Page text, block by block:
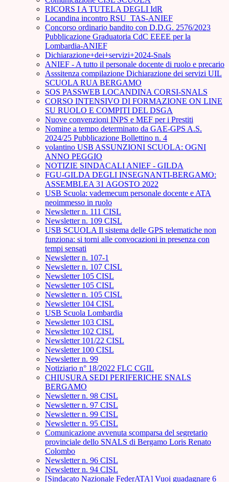
RICORS I A TUTELA DEGLI IdR
Locandina incontro RSU_TAS-ANIEF
Concorso ordinario bandito con D.D.G. 2576/2023
Pubblicazione Graduatoria CdC EEEE per la
Lombardia-ANIEF
Dichiarazione+dei+servizi+2024-Snals
ANIEF - A tutto il personale docente di ruolo e precario
Asssitenza compilazione Dichiarazione dei servizi UIL
SCUOLA RUA BERGAMO
SOS PASSWEB LOCANDINA CORSI-SNALS
CORSO INTENSIVO DI FORMAZIONE ON LINE
SU RUOLO E COMPITI DEL DSGA
Nuove convenzioni INPS e MEF per i Prestiti
Nomine a tempo determinato da GAE-GPS A.S.
2024/25 Pubblicazione Bollettino n. 4
volantino USB ASSUNZIONI SCUOLA: OGNI
ANNO PEGGIO
NOTIZIE SINDACALI ANIEF - GILDA
FGU-GILDA DEGLI INSEGNANTI-BERGAMO:
ASSEMBLEA 31 AGOSTO 2022
USB Scuola: vademecum personale docente e ATA
neoimmesso in ruolo
Newsletter n. 111 CISL
Newsletter n. 109 CISL
USB SCUOLA Il sistema delle GPS telematiche non
funziona: si torni alle convocazioni in presenza con
tempi sensati
Newsletter n. 107-1
Newsletter n. 107 CISL
Newsletter 105 CISL
Newsletter 105 CISL
Newsletter n. 105 CISL
Newsletter 104 CISL
USB Scuola Lombardia
Newsletter 103 CISL
Newsletter 102 CISL
Newsletter 101/22 CISL
Newsletter 100 CISL
Newsletter n. 99
Notiziario n° 18/2022 FLC CGIL
CHIUSURA SEDI PERIFERICHE SNALS
BERGAMO
Newsletter n. 98 CISL
Newsletter n. 97 CISL
Newsletter n. 99 CISL
Newsletter n. 95 CISL
Comunicazione avvenuta scomparsa del segretario
provinciale dello SNALS di Bergamo Loris Renato
Colombo
Newsletter n. 96 CISL
Newsletter n. 94 CISL
[Sindacato Nazionale FederATA] Vuoi guadagnare 6